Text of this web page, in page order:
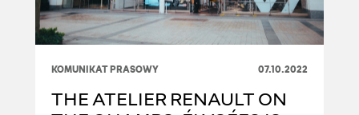
KOMUNIKAT PRASOWY 07.10.2022
THE ATELIER RENAULT ON